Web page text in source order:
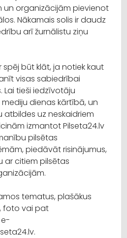
un organizācijām pievienot
Nākamais solis ir daudz
arī žurnālistu ziņu
spēj būt klāt, ja notiek kaut
visas sabiedrībai
tieši iedzīvotāju
dienas kārtībā, un
uz neskaidriem
izmantot Pilseta24.lv
pilsētas
piedāvāt risinājumus,
ar citiem pilsētas
tematus, plašākus
foto vai pat